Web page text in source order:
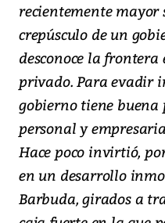
recientemente
crepúsculo de un
desconoce la
privado. Para evadir
gobierno tiene
personal y
Hace poco invirtió,
en un desarrollo
Barbuda, girados a